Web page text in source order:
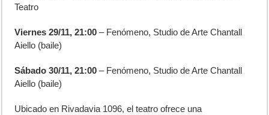
Teatro
Viernes 29/11, 21:00 – Fenómeno, Studio de Arte Chantall
Aiello (baile)
Sábado 30/11, 21:00 – Fenómeno, Studio de Arte Chantall
Aiello (baile)
Ubicado en Rivadavia 1096, el teatro ofrece una